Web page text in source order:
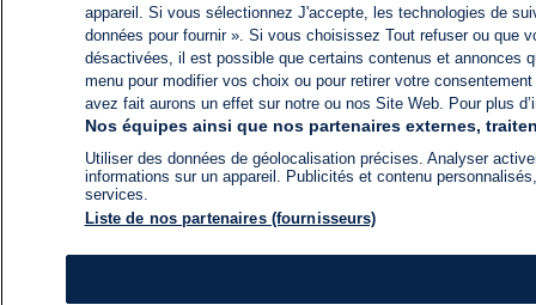
appareil. Si vous sélectionnez J'accepte, les technologies de
données pour fournir ». Si vous choisissez Tout refuser ou
désactivées, il est possible que certains contenus et annonces
menu pour modifier vos choix ou pour retirer votre
avez fait aurons un effet sur notre ou nos Site Web. Pour plus
Nos équipes ainsi que nos partenaires externes,
Utiliser des données de géolocalisation précises. Analyser
informations sur un appareil. Publicités et contenu
services.
Liste de nos partenaires (fournisseurs)